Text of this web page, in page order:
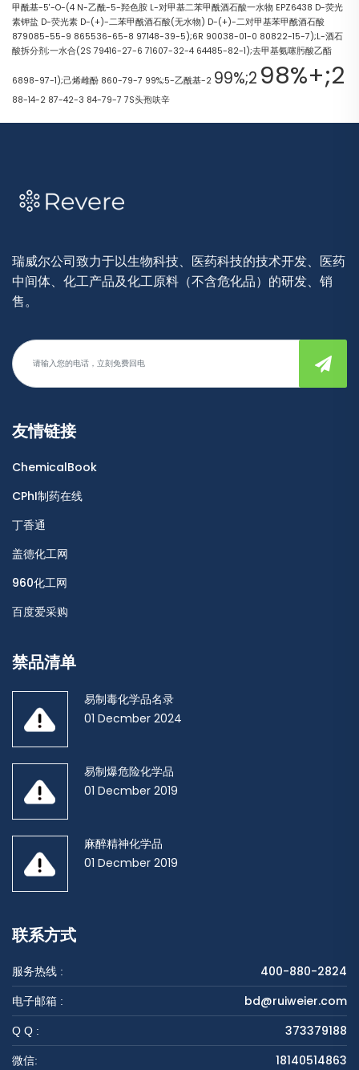
甲酰基-5'-O-(4 N-乙酰-5-羟色胺 L-对甲基二苯甲酰酒石酸一水物 EPZ6438 D-荧光
素钾盐 D-荧光素 D-(+)-二苯甲酰酒石酸(无水物) D-(+)-二对甲基苯甲酰酒石酸
879085-55-9 865536-65-8 97148-39-5);6R 90038-01-0 80822-15-7);L-酒石
酸拆分剂;一水合(2S 79416-27-6 71607-32-4 64485-82-1);去甲基氨噻肟酸乙酯
6898-97-1);己烯雌酚 860-79-7 99%;5-乙酰基-2 99%;2 98%+;2
88-14-2 87-42-3 84-79-7 7S头孢呋辛
瑞威尔公司致力于以生物科技、医药科技的技术开发、医药
中间体、化工产品及化工原料（不含危化品）的研发、销
售。
友情链接
ChemicalBook
CPhI制药在线
丁香通
盖德化工网
960化工网
百度爱采购
禁品清单
易制毒化学品名录
01 Decmber 2024
易制爆危险化学品
01 Decmber 2019
麻醉精神化学品
01 Decmber 2019
联系方式
服务热线 : 400-880-2824
电子邮箱 : bd@ruiweier.com
Q Q : 373379188
微信: 18140514863